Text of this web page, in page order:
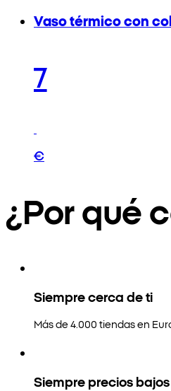
Vaso térmico con
7
€
¿Por qué
Siempre cerca de ti
Más de 4.000 tiendas en
Siempre precios bajos